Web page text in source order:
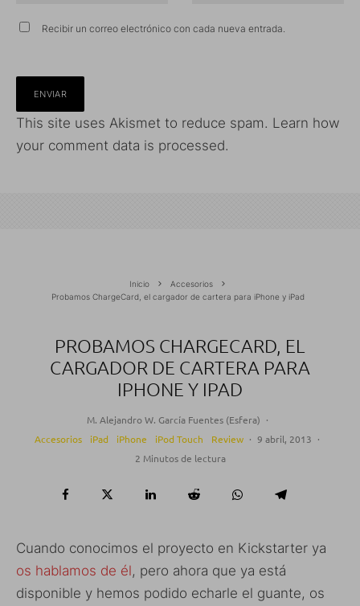
Recibir un correo electrónico con cada nueva entrada.
This site uses Akismet to reduce spam. Learn how
your comment data is processed.
Inicio
Accesorios
Probamos ChargeCard, el cargador de cartera para iPhone y iPad
PROBAMOS CHARGECARD, EL
CARGADOR DE CARTERA PARA
IPHONE Y IPAD
M. Alejandro W. García Fuentes (Esfera) ·
Accesorios
iPad iPhone iPod Touch Review · 9 abril, 2013 ·
2 Minutos de lectura
Cuando conocimos el proyecto en Kickstarter ya
os hablamos de él, pero ahora que ya está
disponible y hemos podido echarle el guante, os